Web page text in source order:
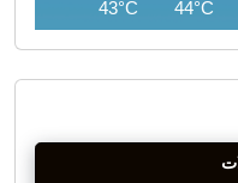
44°C
43°C